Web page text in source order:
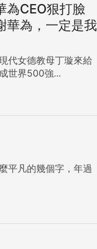
為CEO狠打臉
華為，一定是我
代女德教母丁璇來給
世界500強...
平凡的幾個字，年過